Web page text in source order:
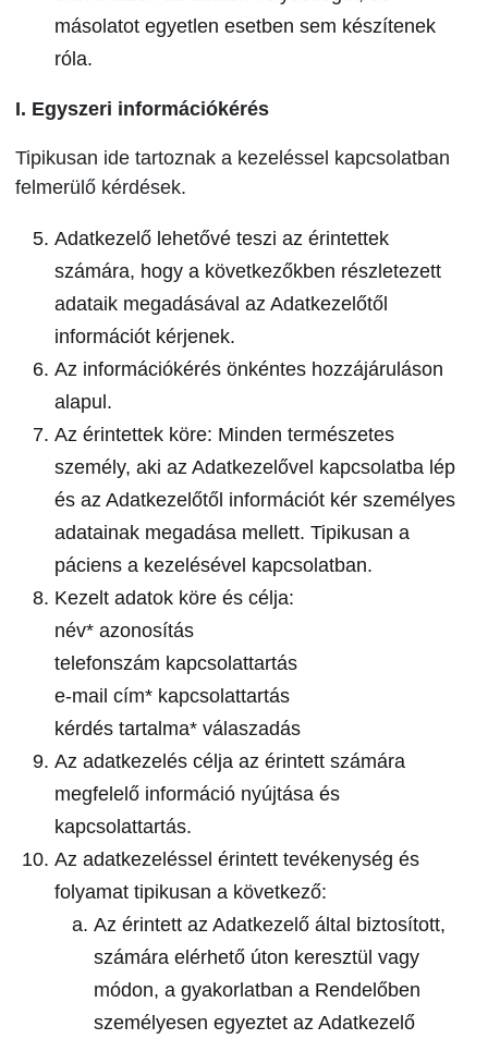
másolatot egyetlen esetben sem készítenek
róla.
I. Egyszeri információkérés
Tipikusan ide tartoznak a kezeléssel kapcsolatban
felmerülő kérdések.
Adatkezelő lehetővé teszi az érintettek
számára, hogy a következőkben részletezett
adataik megadásával az Adatkezelőtől
információt kérjenek.
Az információkérés önkéntes hozzájáruláson
alapul.
Az érintettek köre: Minden természetes
személy, aki az Adatkezelővel kapcsolatba lép
és az Adatkezelőtől információt kér személyes
adatainak megadása mellett. Tipikusan a
páciens a kezelésével kapcsolatban.
Kezelt adatok köre és célja:
név* azonosítás
telefonszám kapcsolattartás
e-mail cím* kapcsolattartás
kérdés tartalma* válaszadás
Az adatkezelés célja az érintett számára
megfelelő információ nyújtása és
kapcsolattartás.
Az adatkezeléssel érintett tevékenység és
folyamat tipikusan a következő:
Az érintett az Adatkezelő által biztosított,
számára elérhető úton keresztül vagy
módon, a gyakorlatban a Rendelőben
személyesen egyeztet az Adatkezelő